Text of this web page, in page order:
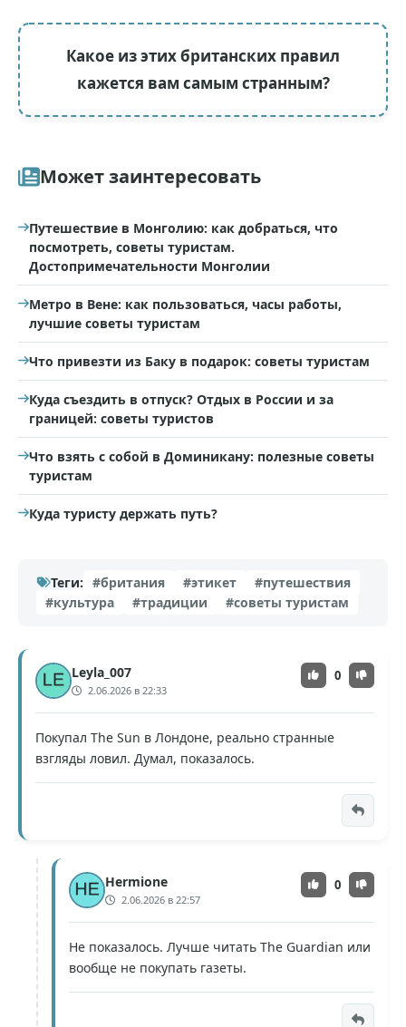
Какое из этих британских правил
кажется вам самым странным?
Может заинтересовать
Путешествие в Монголию: как добраться, что
посмотреть, советы туристам.
Достопримечательности Монголии
Метро в Вене: как пользоваться, часы работы,
лучшие советы туристам
Что привезти из Баку в подарок: советы туристам
Куда съездить в отпуск? Отдых в России и за
границей: советы туристов
Что взять с собой в Доминикану: полезные советы
туристам
Куда туристу держать путь?
Теги: #британия #этикет
#путешествия
#культура
#традиции #советы туристам
Leyla_007
2.06.2026 в 22:33
0
Покупал The Sun в Лондоне, реально странные
взгляды ловил. Думал, показалось.
Hermione
2.06.2026 в 22:57
0
Не показалось. Лучше читать The Guardian или
вообще не покупать газеты.